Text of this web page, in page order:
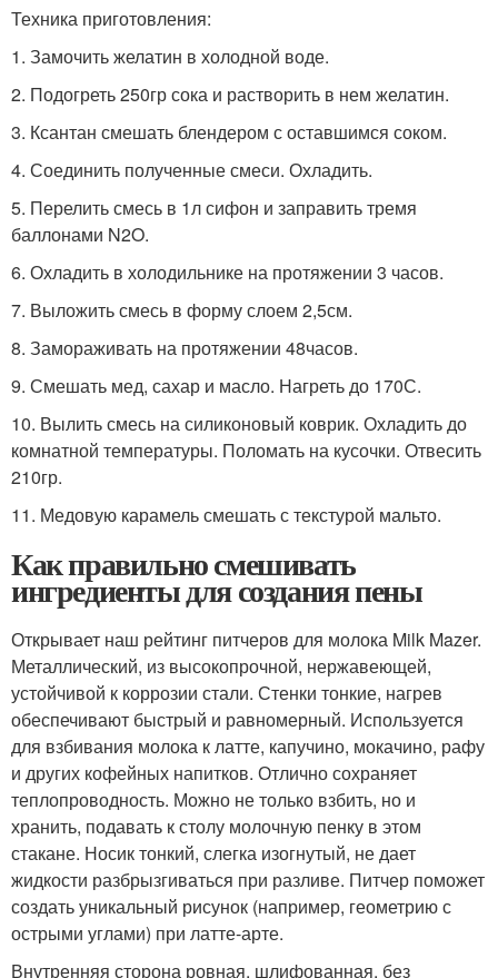
Техника приготовления:
1. Замочить желатин в холодной воде.
2. Подогреть 250гр сока и растворить в нем желатин.
3. Ксантан смешать блендером с оставшимся соком.
4. Соединить полученные смеси. Охладить.
5. Перелить смесь в 1л сифон и заправить тремя
баллонами N2O.
6. Охладить в холодильнике на протяжении 3 часов.
7. Выложить смесь в форму слоем 2,5см.
8. Замораживать на протяжении 48часов.
9. Смешать мед, сахар и масло. Нагреть до 170С.
10. Вылить смесь на силиконовый коврик. Охладить до
комнатной температуры. Поломать на кусочки. Отвесить
210гр.
11. Медовую карамель смешать с текстурой мальто.
Как правильно смешивать
ингредиенты для создания пены
Открывает наш рейтинг питчеров для молока Milk Mazer.
Металлический, из высокопрочной, нержавеющей,
устойчивой к коррозии стали. Стенки тонкие, нагрев
обеспечивают быстрый и равномерный. Используется
для взбивания молока к латте, капучино, мокачино, рафу
и других кофейных напитков. Отлично сохраняет
теплопроводность. Можно не только взбить, но и
хранить, подавать к столу молочную пенку в этом
стакане. Носик тонкий, слегка изогнутый, не дает
жидкости разбрызгиваться при разливе. Питчер поможет
создать уникальный рисунок (например, геометрию с
острыми углами) при латте-арте.
Внутренняя сторона ровная, шлифованная, без